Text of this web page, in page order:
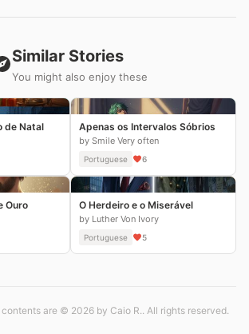
Similar Stories
You might also enjoy these
de Natal Apenas os Intervalos Sóbrios
by Smile Very often
Portuguese 6
Ouro O Herdeiro e o Miserável
by Luther Von Ivory
Portuguese 5
are © 2026 by Caio R.. All rights reserved.